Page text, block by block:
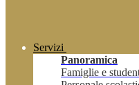
Servizi
Panoramica
Famiglie e